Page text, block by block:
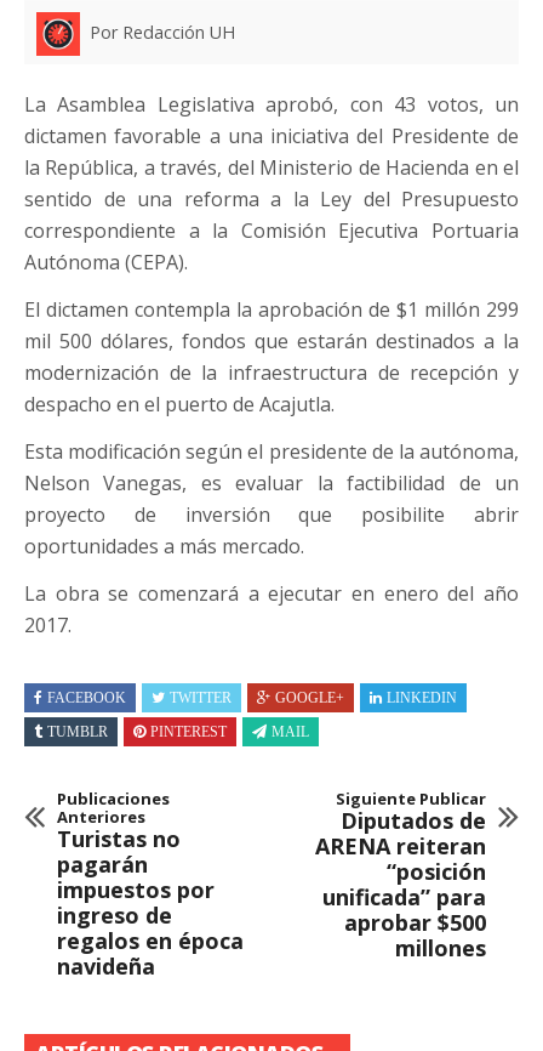
Por Redacción UH
La Asamblea Legislativa aprobó, con 43 votos, un
dictamen favorable a una iniciativa del Presidente de
la República, a través, del Ministerio de Hacienda en el
sentido de una reforma a la Ley del Presupuesto
correspondiente a la Comisión Ejecutiva Portuaria
Autónoma (CEPA).
El dictamen contempla la aprobación de $1 millón 299
mil 500 dólares, fondos que estarán destinados a la
modernización de la infraestructura de recepción y
despacho en el puerto de Acajutla.
Esta modificación según el presidente de la autónoma,
Nelson Vanegas, es evaluar la factibilidad de un
proyecto de inversión que posibilite abrir
oportunidades a más mercado.
La obra se comenzará a ejecutar en enero del año
2017.
FACEBOOK TWITTER GOOGLE+
LINKEDIN
TUMBLR
PINTEREST MAIL
Publicaciones
Anteriores
Turistas no
pagarán
impuestos por
ingreso de
regalos en época
navideña
Siguiente Publicar
Diputados de
ARENA reiteran
“posición
unificada” para
aprobar $500
millones